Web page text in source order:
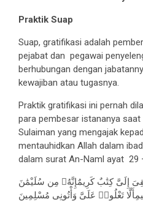
Praktik Suap
Suap, gratifikasi adalah
pejabat dan pegawai
berhubungan dengan
kewajiban atau tugasnya.
Praktik gratifikasi ini pernah
para pembesar istananya
Sulaiman yang mengajak
mentauhidkan Allah dalam
dalam surat An-Naml ayat 29
إِلَىَّ كِتَٰبٌ كَرِيمٌإِنَّهُۥ مِن سُلَيْمَٰنَ
تَعْلُوا۟ عَلَىَّ وَأْتُونِى مُسْلِمِينَ